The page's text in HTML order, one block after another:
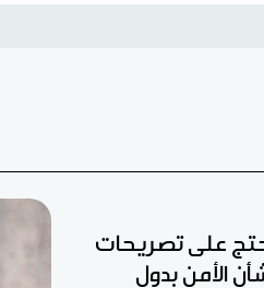
على تصريحات
الأمن بدول